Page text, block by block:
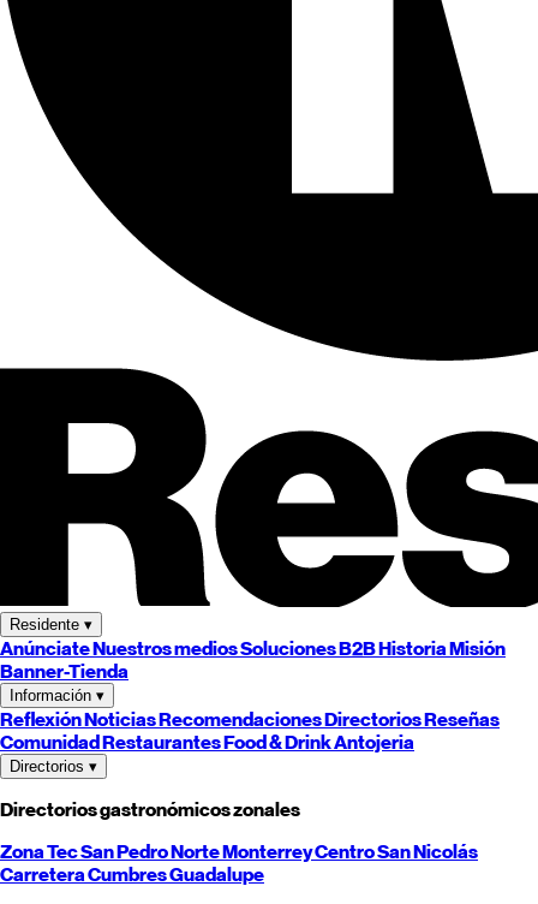
Residente ▾
AnúnciateNuestros mediosSoluciones B2BHistoriaMisión
Banner-Tienda
Información ▾
ReflexiónNoticiasRecomendacionesDirectoriosReseñas
ComunidadRestaurantesFood & DrinkAntojeria
Directorios ▾
Directorios gastronómicos zonales
Zona TecSan PedroNorteMonterreyCentroSan Nicolás
CarreteraCumbresGuadalupe